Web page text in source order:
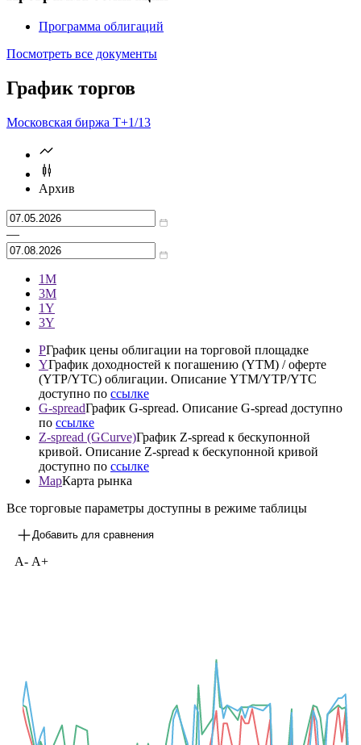
Проспект ценных бумаг 29.04.2025
Программа облигаций
Программа облигаций
График торгов
Московская биржа Т+
Архив
3М
1Y
3Y
PГрафик цены облигации на торговой площадке
YГрафик доходностей к погашению (YTM) / оферте
(YTP/YTC) облигации. Описание YTM/YTP/YTC
доступно поссылке
G-spreadГрафик G-spread. Описание G-spread доступно
поссылке
Z-spread (GCurve)
кривой. Описание Z-spread к бескупонной кривой
MapКарта рынка
Все торговые параметры доступны в режиме таблицы